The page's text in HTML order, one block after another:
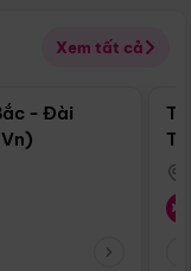
Xem tất cả
Điểm nổi bật
- Đài